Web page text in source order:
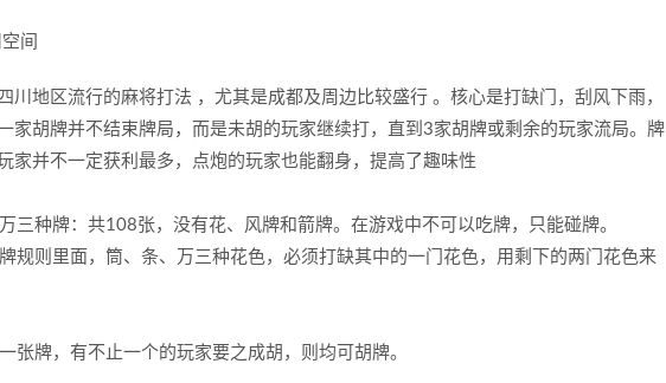
间
川地区流行的麻将打法 ，尤其是成都及周边比较盛行 。核心是打缺门，刮风下雨，
家胡牌并不结束牌局，而是未胡的玩家继续打，直到3家胡牌或剩余的玩家流局。牌
家并不一定获利最多，点炮的玩家也能翻身，提高了趣味性
三种牌：共108张，没有花、风牌和箭牌。在游戏中不可以吃牌，只能碰牌。
规则里面，筒、条、万三种花色，必须打缺其中的一门花色，用剩下的两门花色来
张牌，有不止一个的玩家要之成胡，则均可胡牌。